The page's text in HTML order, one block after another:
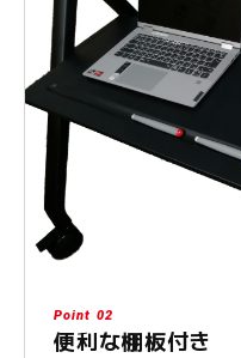
Point 02
便利な棚板付き